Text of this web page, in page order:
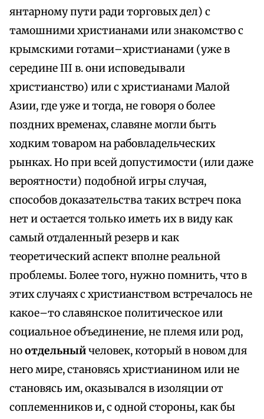
янтарному пути ради торговых дел) с
тамошними христианами или знакомство с
крымскими готами–христианами (уже в
середине III в. они исповедывали
христианство) или с христианами Малой
Азии, где уже и тогда, не говоря о более
поздних временах, славяне могли быть
ходким товаром на рабовладельческих
рынках. Но при всей допустимости (или даже
вероятности) подобной игры случая,
способов доказательства таких встреч пока
нет и остается только иметь их в виду как
самый отдаленный резерв и как
теоретический аспект вполне реальной
проблемы. Более того, нужно помнить, что в
этих случаях с христианством встречалось не
какое–то славянское политическое или
социальное объединение, не племя или род,
ноотдельныйчеловек, который в новом для
него мире, становясь христианином или не
становясь им, оказывался в изоляции от
соплеменников и, с одной стороны, как бы